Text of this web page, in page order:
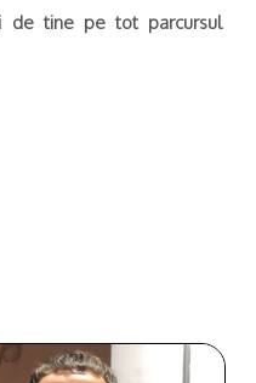
de tine pe tot parcursul